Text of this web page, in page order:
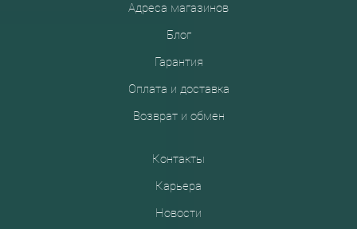
Адреса магазинов
Блог
Гарантия
Оплата и доставка
Возврат и обмен
Контакты
Карьера
Новости